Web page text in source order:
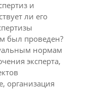
и
ли его
был проведен?
нормам
эксперта,
организация